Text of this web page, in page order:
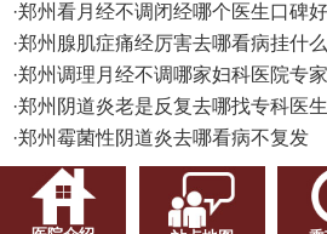
·郑州看月经不调闭经哪个医生口碑好
·郑州腺肌症痛经厉害去哪看病挂什
·郑州调理月经不调哪家妇科医院专
·郑州阴道炎老是反复去哪找专科医生
·郑州霉菌性阴道炎去哪看病不复发